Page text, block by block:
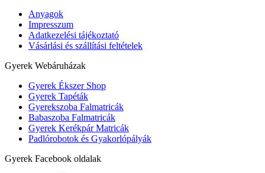
Anyagok
Impresszum
Adatkezelési tájékoztató
Vásárlási és szállítási feltételek
Gyerek Webáruházak
Gyerek Ékszer Shop
Gyerek Tapéták
Gyerekszoba Falmatricák
Babaszoba Falmatricák
Gyerek Kerékpár Matricák
Padlórobotok és Gyakorlópályák
Gyerek Facebook oldalak